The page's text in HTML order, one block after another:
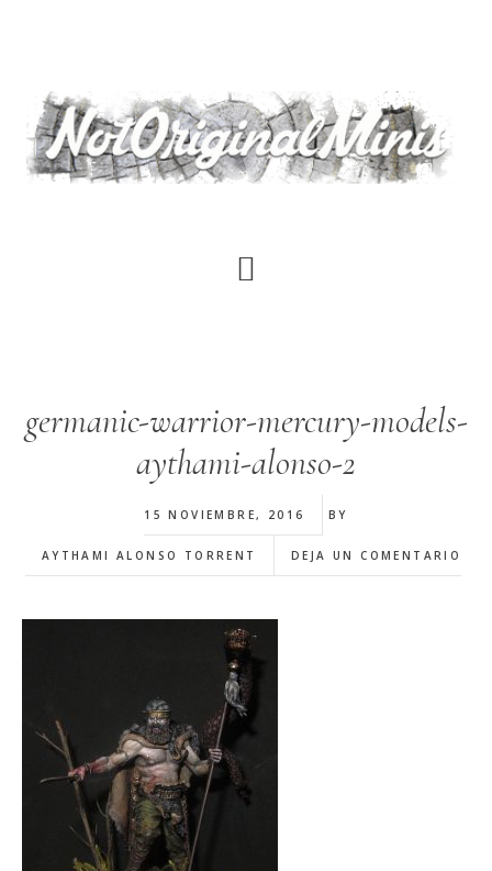
principal
germanic-warrior-mercury-models-
aythami-alonso-2
15 NOVIEMBRE, 2016 BY
AYTHAMI ALONSO TORRENT DEJA UN COMENTARIO